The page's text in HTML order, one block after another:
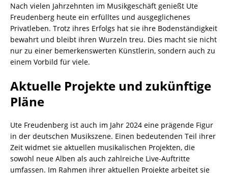
Nach vielen Jahrzehnten im Musikgeschäft genießt Ute
Freudenberg heute ein erfülltes und ausgeglichenes
Privatleben. Trotz ihres Erfolgs hat sie ihre Bodenständigkeit
bewahrt und bleibt ihren Wurzeln treu. Dies macht sie nicht
nur zu einer bemerkenswerten Künstlerin, sondern auch zu
einem Vorbild für viele.
Aktuelle Projekte und zukünftige
Pläne
Ute Freudenberg ist auch im Jahr 2024 eine prägende Figur
in der deutschen Musikszene. Einen bedeutenden Teil ihrer
Zeit widmet sie aktuellen musikalischen Projekten, die
sowohl neue Alben als auch zahlreiche Live-Auftritte
umfassen. Im Rahmen ihrer aktuellen Projekte arbeitet sie